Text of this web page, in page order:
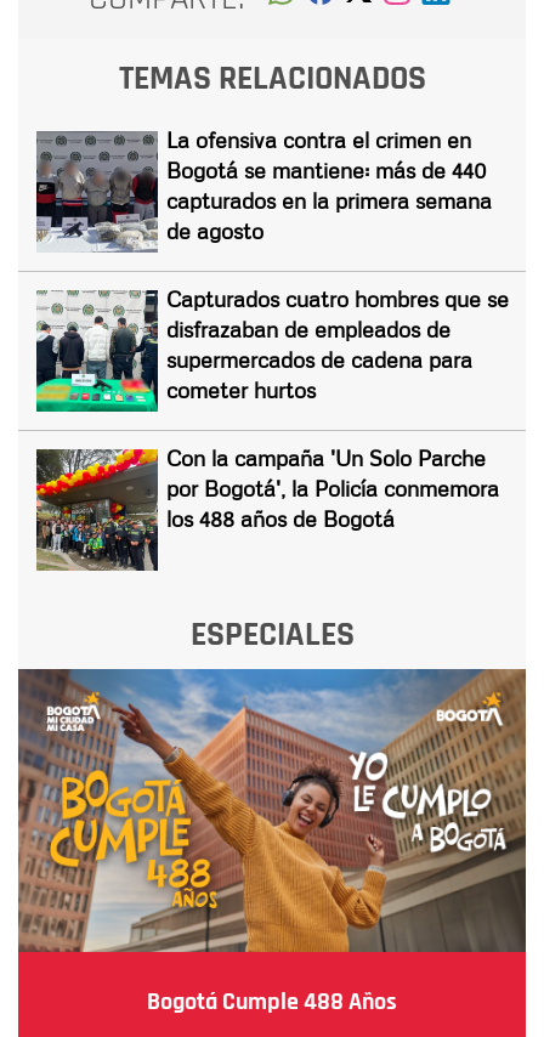
TEMAS RELACIONADOS
La ofensiva contra el crimen en
Bogotá se mantiene: más de 440
capturados en la primera semana
de agosto
Capturados cuatro hombres que se
disfrazaban de empleados de
supermercados de cadena para
cometer hurtos
Con la campaña 'Un Solo Parche
por Bogotá', la Policía conmemora
los 488 años de Bogotá
ESPECIALES
Bogotá Cumple 488 Años